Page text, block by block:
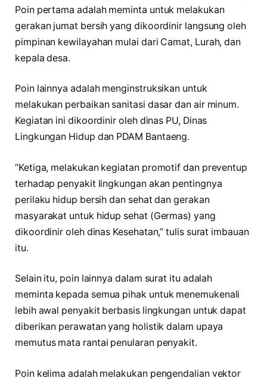
Poin pertama adalah meminta untuk melakukan
gerakan jumat bersih yang dikoordinir langsung oleh
pimpinan kewilayahan mulai dari Camat, Lurah, dan
kepala desa.
Poin lainnya adalah menginstruksikan untuk
melakukan perbaikan sanitasi dasar dan air minum.
Kegiatan ini dikoordinir oleh dinas PU, Dinas
Lingkungan Hidup dan PDAM Bantaeng.
“Ketiga, melakukan kegiatan promotif dan preventup
terhadap penyakit lingkungan akan pentingnya
perilaku hidup bersih dan sehat dan gerakan
masyarakat untuk hidup sehat (Germas) yang
dikoordinir oleh dinas Kesehatan,” tulis surat imbauan
itu.
Selain itu, poin lainnya dalam surat itu adalah
meminta kepada semua pihak untuk menemukenali
lebih awal penyakit berbasis lingkungan untuk dapat
diberikan perawatan yang holistik dalam upaya
memutus mata rantai penularan penyakit.
Poin kelima adalah melakukan pengendalian vektor